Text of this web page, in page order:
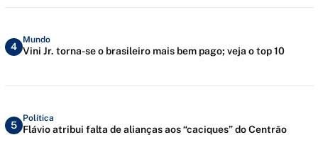
4
Mundo
Vini Jr. torna-se o brasileiro mais bem pago; veja o top 10
5
Política
Flávio atribui falta de alianças aos “caciques” do Centrão